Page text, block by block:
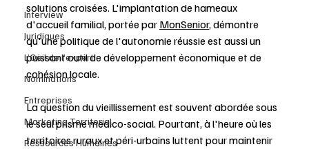
Interview
Juridiques
L’Oeil de l’expert
Nominations
Entreprises
Marketing Territorial
Ressources Humaines
solutions croisées. L'implantation de hameaux
d'accueil familial, portée par MonSenior, démontre
qu'une politique de l'autonomie réussie est aussi un
puissant outil de développement économique et de
cohésion locale.
La question du vieillissement est souvent abordée sous
le seul prisme médico-social. Pourtant, à l'heure où les
territoires ruraux et péri-urbains luttent pour maintenir